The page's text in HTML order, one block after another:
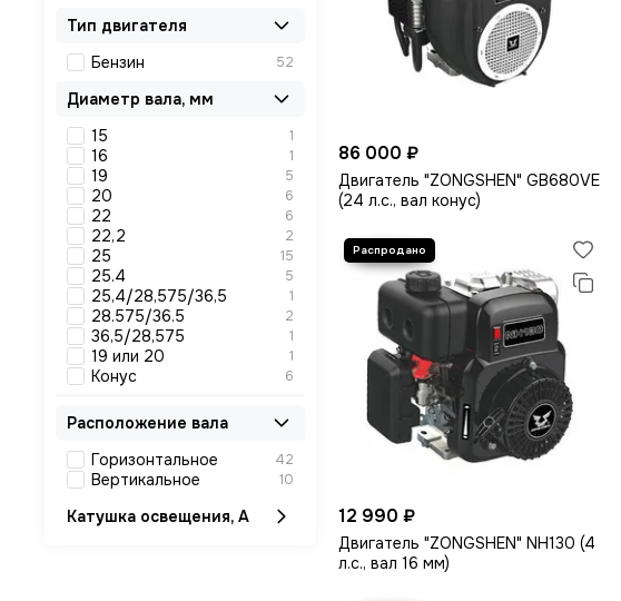
86 000 ₽
Двигатель "ZONGSHEN" GB680VE
(24 л.с., вал конус)
12 990 ₽
Двигатель "ZONGSHEN" NH130 (4
л.с., вал 16 мм)
7.8
10.8 1
12.5
30
31 4
Тип двигателя
Бензин
52
Диаметр вала, мм
15
1
16 1
19 5
20 6
22 6
22,2 2
25 15
25.4 5
25,4/28,575/36,5 1
28.575/36.5 2
36,5/28,575 1
19 или 20 1
Конус 6
Расположение вала
Горизонтальное
42
Вертикальное 10
Катушка освещения, А